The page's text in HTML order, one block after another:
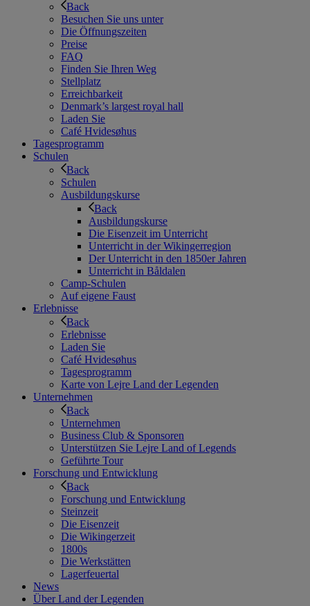
Back
Besuchen Sie uns unter
Die Öffnungszeiten
Preise
FAQ
Finden Sie Ihren Weg
Stellplatz
Erreichbarkeit
Denmark’s largest royal hall
Laden Sie
Café Hvidesøhus
Tagesprogramm
Schulen
Back
Schulen
Ausbildungskurse
Back
Ausbildungskurse
Die Eisenzeit im Unterricht
Unterricht in der Wikingerregion
Der Unterricht in den 1850er Jahren
Unterricht in Båldalen
Camp-Schulen
Auf eigene Faust
Erlebnisse
Back
Erlebnisse
Laden Sie
Café Hvidesøhus
Tagesprogramm
Karte von Lejre Land der Legenden
Unternehmen
Back
Unternehmen
Business Club & Sponsoren
Unterstützen Sie Lejre Land of Legends
Geführte Tour
Forschung und Entwicklung
Back
Forschung und Entwicklung
Steinzeit
Die Eisenzeit
Die Wikingerzeit
1800s
Die Werkstätten
Lagerfeuertal
News
Über Land der Legenden